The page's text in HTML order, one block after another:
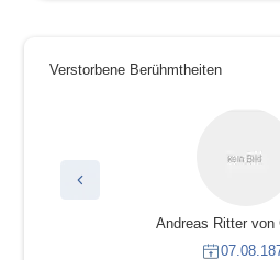
Verstorbene Berühmtheiten
Andreas Ritter von